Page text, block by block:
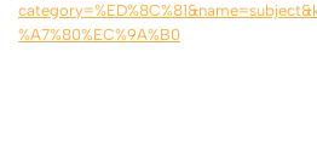
%A7%80%EC%9A%B0